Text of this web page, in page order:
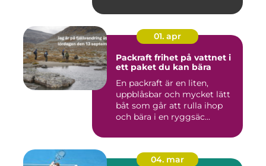
01. apr
Packraft frihet på vattnet i
ett paket du kan bära
En packraft är en liten,
uppblåsbar och mycket lätt
båt som går att rulla ihop
och bära i en ryggsäc...
04. mar